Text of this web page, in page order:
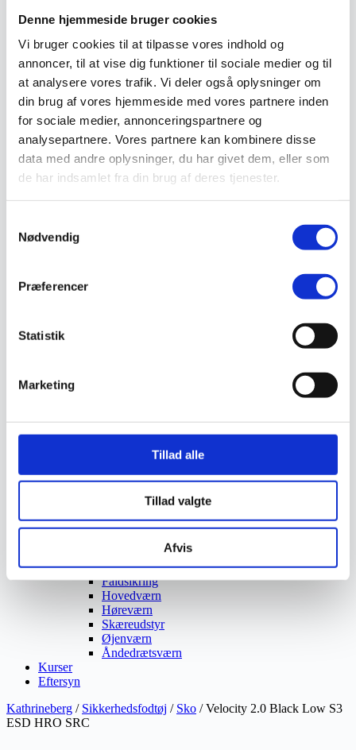
Denne hjemmeside bruger cookies
Vi bruger cookies til at tilpasse vores indhold og
annoncer, til at vise dig funktioner til sociale medier og til
at analysere vores trafik. Vi deler også oplysninger om
din brug af vores hjemmeside med vores partnere inden
for sociale medier, annonceringspartnere og
analysepartnere. Vores partnere kan kombinere disse
data med andre oplysninger, du har givet dem, eller som
de har indsamlet fra din brug af deres tjenester.
Nødvendig
Præferencer
Statistik
Marketing
Tillad alle
Tillad valgte
Afvis
Valg af sikkerhedssko
Skadedyrsbekæmpelse
Stiger
Skilte
Advarselsskilte
Brandskilte
Cykeloprydning
Forbudsskilte
Henvisningsskilte
Hunde
Klistermærke / Markat
Piktogrammer
Sundhedsmiljø
Trafiksikkerhed
Ukrudtsbekæmpelse
Vaskeri Produkter
Værktøj
Affaldsudstyr
Beskæresaks
Lygter
Opsamlere
Snerydning
Beskyttelsesdragter
Faldsikring
Hovedværn
Høreværn
Skæreudstyr
Øjenværn
Åndedrætsværn
Kurser
Eftersyn
Kathrineberg / Sikkerhedsfodtøj / Sko / Velocity 2.0 Black Low S3
ESD HRO SRC